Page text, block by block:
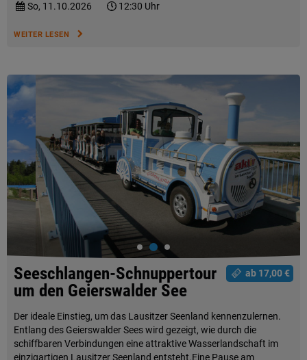
So, 11.10.2026
12:30 Uhr
WEITER LESEN
ab 17,00 €
Seeschlangen-Schnuppertour
um den Geierswalder See
Der ideale Einstieg, um das Lausitzer Seenland kennenzulernen.
Entlang des Geierswalder Sees wird gezeigt, wie durch die
schiffbaren Verbindungen eine attraktive Wasserlandschaft im
einzigartigen Lausitzer Seenland entsteht.Eine Pause am